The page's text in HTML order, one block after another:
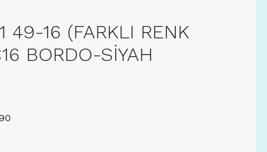
49-16 (FARKLI RENK
BORDO-SİYAH